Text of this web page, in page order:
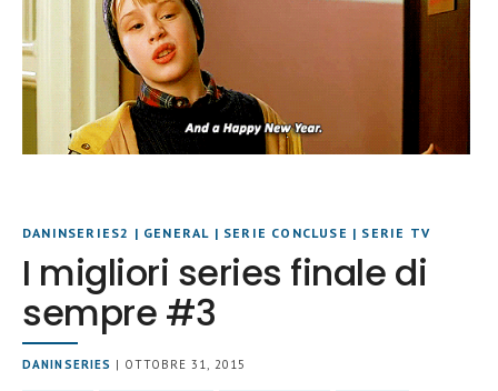
DANINSERIES2 | GENERAL | SERIE CONCLUSE | SERIE TV
I migliori series finale di
sempre #3
DANINSERIES | OTTOBRE 31, 2015